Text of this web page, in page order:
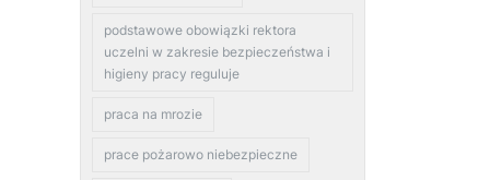
podstawowe obowiązki rektora
uczelni w zakresie bezpieczeństwa i
higieny pracy reguluje
praca na mrozie
prace pożarowo niebezpieczne